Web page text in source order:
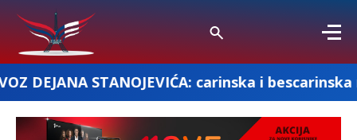
carinska i bescarinska roba